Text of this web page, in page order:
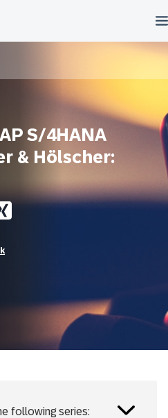
S/4HANA
& Hölscher:
following series:
Toggle